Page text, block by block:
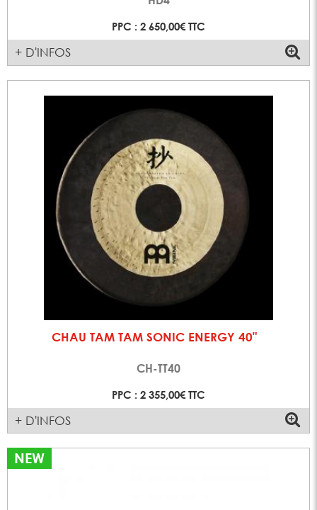
PPC : 2 650,00€ TTC
+ D'INFOS
CHAU TAM TAM SONIC ENERGY 40"
CH-TT40
PPC : 2 355,00€ TTC
+ D'INFOS
NEW